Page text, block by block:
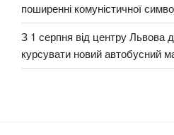
поширенні комуністичної
З 1 серпня від центру Львова
курсувати новий автобусний